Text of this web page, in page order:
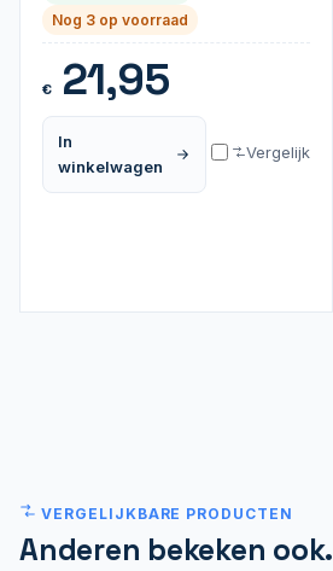
Nog 3 op voorraad
€21,95
In
winkelwagen
Vergelijk
VERGELIJKBARE PRODUCTEN
Anderen bekeken ook.